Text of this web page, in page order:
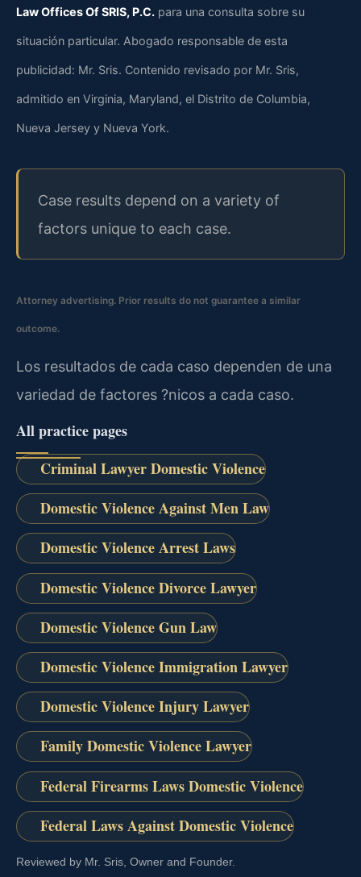
Law Offices Of SRIS, P.C. para una consulta sobre su
situación particular. Abogado responsable de esta
publicidad: Mr. Sris. Contenido revisado por Mr. Sris,
admitido en Virginia, Maryland, el Distrito de Columbia,
Nueva Jersey y Nueva York.
Case results depend on a variety of
factors unique to each case.
Attorney advertising. Prior results do not guarantee a similar
outcome.
Los resultados de cada caso dependen de una
variedad de factores ?nicos a cada caso.
All practice pages
Criminal Lawyer Domestic Violence
Domestic Violence Against Men Law
Domestic Violence Arrest Laws
Domestic Violence Divorce Lawyer
Domestic Violence Gun Law
Domestic Violence Immigration Lawyer
Domestic Violence Injury Lawyer
Family Domestic Violence Lawyer
Federal Firearms Laws Domestic Violence
Federal Laws Against Domestic Violence
Reviewed by Mr. Sris, Owner and Founder.